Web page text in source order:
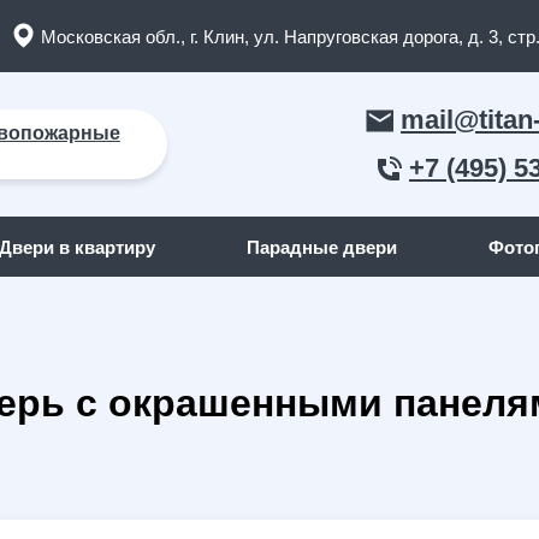
Московская обл., г. Клин, ул. Напруговская дорога, д. 3,
+7 (495)
двери (165)
двери
С отделкой МДФ
Двери в квартиру Парадные двери
с окрашенными